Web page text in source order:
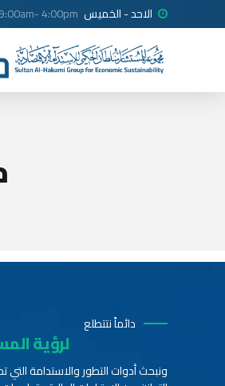
الاحد - الخميس 9:00am- 4:00pm
دائماً نتتطلع
لرؤية
ونبحث أدوات التطور والاستدامة